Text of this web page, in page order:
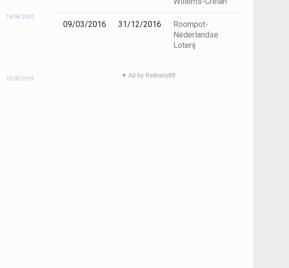
16/04/2020
13/09/2019
09/03/2016 31/12/2016
Roompot-
Nederlandse
Loterij
▼ Ad by Refinery89